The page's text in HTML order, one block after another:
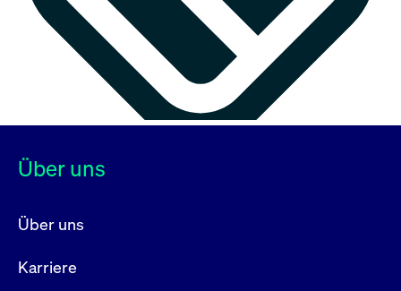
Über uns
Über uns
Karriere